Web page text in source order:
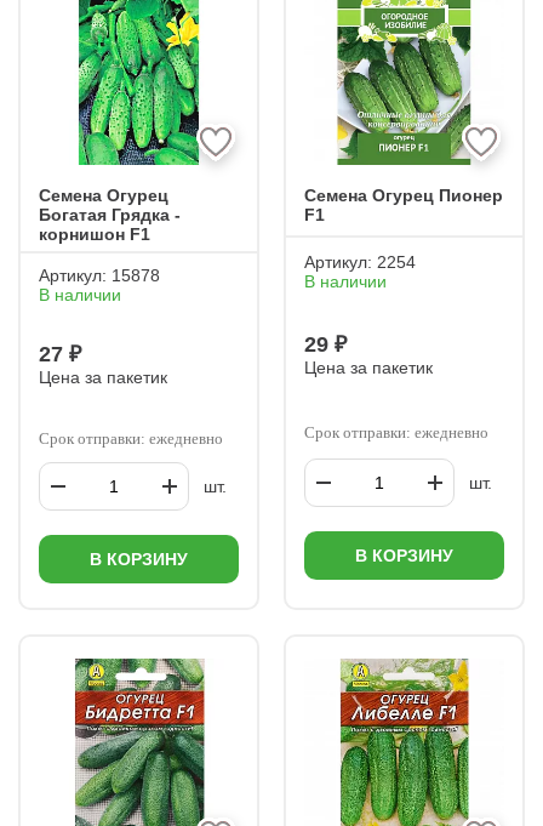
Семена Огурец
Богатая Грядка -
корнишон F1
Артикул: 15878
В наличии
27 ₽
Цена за пакетик
Срок отправки: ежедневно
шт.
В КОРЗИНУ
Семена Огурец Пионер
F1
Артикул: 2254
В наличии
29 ₽
Цена за пакетик
Срок отправки: ежедневно
шт.
В КОРЗИНУ